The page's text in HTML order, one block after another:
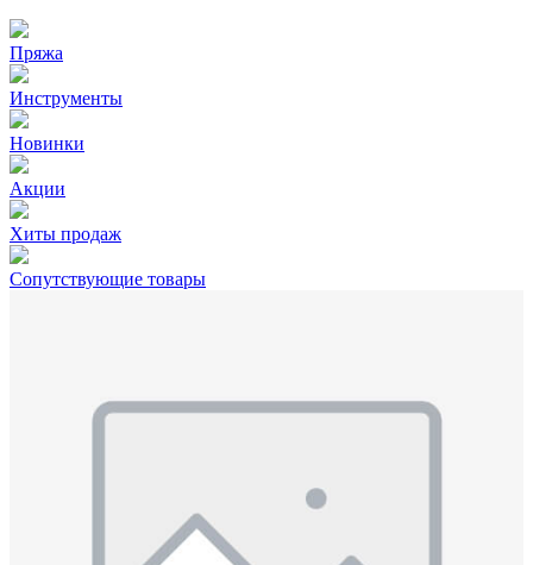
Пряжа
Инструменты
Новинки
Акции
Хиты продаж
Сопутствующие товары